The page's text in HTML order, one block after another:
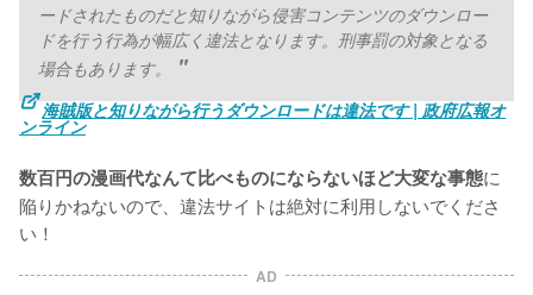
ードされたものだと知りながら侵害コンテンツのダウンロー
ドを行う行為が幅広く違法となります。刑事罰の対象となる
場合もあります。
海賊版と知りながら行うダウンロードは違法です | 政府広報オ
ンライン
数百円の漫画代なんて比べものにならないほど大変な事態に
陥りかねないので、違法サイトは絶対に利用しないでくださ
い！
AD